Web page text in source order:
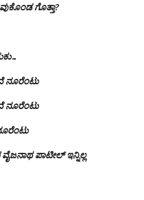
ಗೊತ್ತಾ?
ನೂರೆಂಟು
ನೂರೆಂಟು
ಪಾಟೀಲ್ ಇನ್ನಿಲ್ಲ